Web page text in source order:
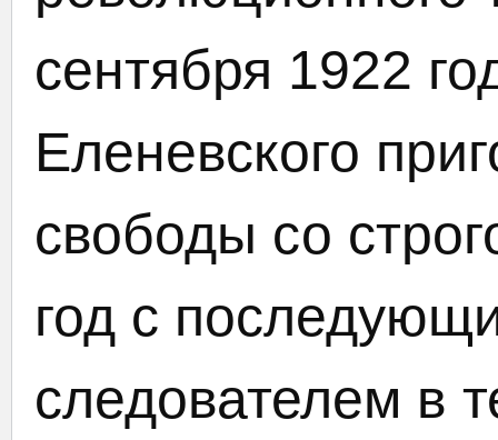
сентября 1922
Еленевского
свободы со
год с
следователем в